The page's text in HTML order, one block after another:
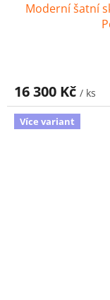
Moderní šatní
16 300 Kč / ks
Více variant